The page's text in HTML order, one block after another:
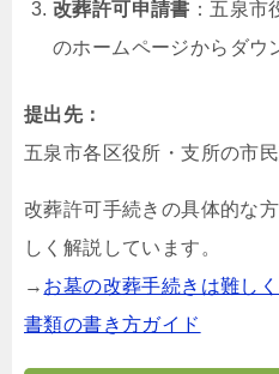
改葬許可申請書 ：五泉
のホームページからダウ
提出先：
五泉市各区役所・支所の市
改葬許可手続きの具体的な
しく解説しています。
→ お墓の改葬手続きは難し
書類の書き方ガイド